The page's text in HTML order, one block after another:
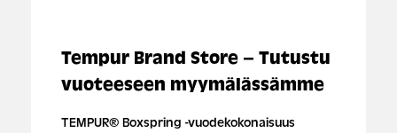
Tempur Brand Store – Tutustu
vuoteeseen myymälässämme
TEMPUR® Boxspring -vuodekokonaisuus